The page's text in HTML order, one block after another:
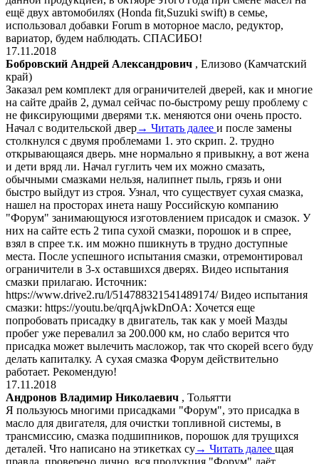
ещё двух автомобилях (Honda fit,Suzuki swift) в семье,
использовал добавки Forum в моторное масло, редуктор,
вариатор, будем наблюдать. СПАСИБО!
17.11.2018
Бобровский Андрей Александрович , Елизово (Камчатский
край)
Заказал рем комплект для ограничителей дверей, как и многие
на сайте драйв 2, думал сейчас по-быстрому решу проблему с
не фиксирующими дверями т.к. меняются они очень просто.
Начал с водительской двер→ Читать далее и после замены
столкнулся с двумя проблемами 1. это скрип. 2. трудно
открывающаяся дверь. мне нормально я привыкну, а вот жена
и дети вряд ли. Начал гуглить чем их можно смазать,
обычными смазками нельзя, налипнет пыль, грязь и они
быстро выйдут из строя. Узнал, что существует сухая смазка,
нашел на просторах инета нашу Российскую компанию
"Форум" занимающуюся изготовлением присадок и смазок. У
них на сайте есть 2 типа сухой смазки, порошок и в спрее,
взял в спрее т.к. им можно пшикнуть в трудно доступные
места. После успешного испытания смазки, отремонтировал
ограничители в 3-х оставшихся дверях. Видео испытания
смазки прилагаю. Источник:
https://www.drive2.ru/l/514788321541489174/ Видео испытания
смазки: https://youtu.be/qrqAjwkDnOA: Хочется еще
попробовать присадку в двигатель, так как у моей Мазды
пробег уже перевалил за 200.000 км, но слабо верится что
присадка может вылечить масложор, так что скорей всего буду
делать капиталку. А сухая смазка Форум действительно
работает. Рекомендую!
17.11.2018
Андронов Владимир Николаевич , Тольятти
Я пользуюсь многими присадками "Форум", это присадка в
масло для двигателя, для очистки топливной системы, в
трансмиссию, смазка подшипников, порошок для трущихся
деталей. Что написано на этикетках су→ Читать далее щая
правда, проверено лично, вся продукция "Форум" даёт